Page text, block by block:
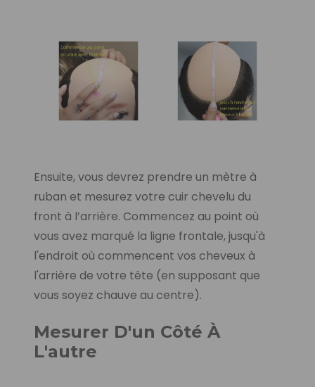
Ensuite, vous devrez prendre un mètre à
ruban et mesurez votre cuir chevelu du
front à l’arrière. Commencez au point où
vous avez marqué la ligne frontale, jusqu'à
l'endroit où commencent vos cheveux à
l'arrière de votre tête (en supposant que
vous soyez chauve au centre).
Mesurer D'un Côté À
L'autre